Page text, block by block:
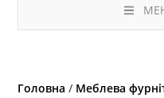
Головна / Меблева